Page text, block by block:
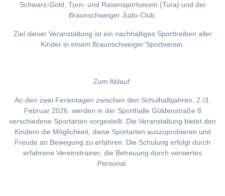
Schwarz-Gold, Turn- und Rasensportverein (Tura) und der
Braunschweiger Judo-Club.
Ziel dieser Veranstaltung ist ein nachhaltiges Sporttreiben aller
Kinder in einem Braunschweiger Sportverein.
Zum Ablauf:
An den zwei Ferientagen zwischen den Schulhalbjahren, 2./3.
Februar 2026, werden in der Sporthalle Güldenstraße 8
verschiedene Sportarten vorgestellt. Die Veranstaltung bietet den
Kindern die Möglichkeit, diese Sportarten auszuprobieren und
Freude an Bewegung zu erfahren. Die Schulung erfolgt durch
erfahrene Vereinstrainer, die Betreuung durch versiertes
Personal.